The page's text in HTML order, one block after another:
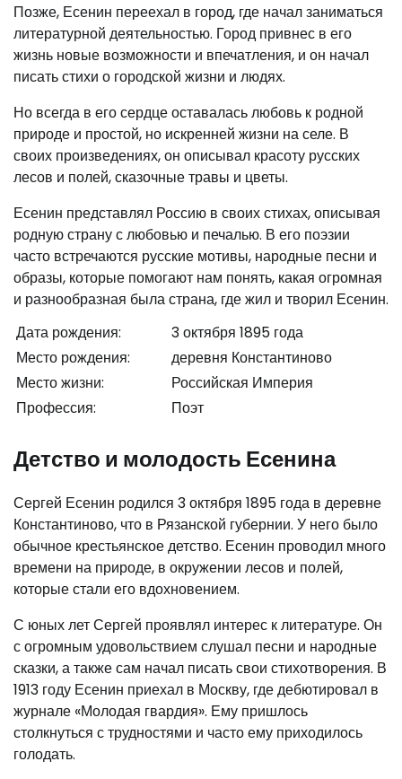
Позже, Есенин переехал в город, где начал заниматься
литературной деятельностью. Город привнес в его
жизнь новые возможности и впечатления, и он начал
писать стихи о городской жизни и людях.
Но всегда в его сердце оставалась любовь к родной
природе и простой, но искренней жизни на селе. В
своих произведениях, он описывал красоту русских
лесов и полей, сказочные травы и цветы.
Есенин представлял Россию в своих стихах, описывая
родную страну с любовью и печалью. В его поэзии
часто встречаются русские мотивы, народные песни и
образы, которые помогают нам понять, какая огромная
и разнообразная была страна, где жил и творил Есенин.
Дата рождения:
3 октября 1895 года
Место рождения:
деревня Константиново
Место жизни:
Российская Империя
Профессия:
Поэт
Детство и молодость Есенина
Сергей Есенин родился 3 октября 1895 года в деревне
Константиново, что в Рязанской губернии. У него было
обычное крестьянское детство. Есенин проводил много
времени на природе, в окружении лесов и полей,
которые стали его вдохновением.
С юных лет Сергей проявлял интерес к литературе. Он
с огромным удовольствием слушал песни и народные
сказки, а также сам начал писать свои стихотворения. В
1913 году Есенин приехал в Москву, где дебютировал в
журнале «Молодая гвардия». Ему пришлось
столкнуться с трудностями и часто ему приходилось
голодать.